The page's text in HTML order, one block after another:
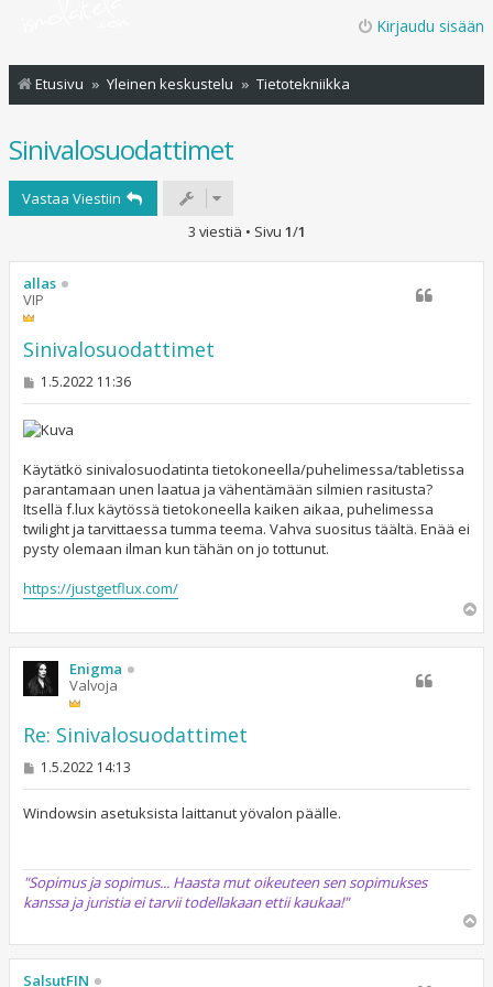
Kirjaudu sisään
Etusivu Yleinen keskustelu Tietotekniikka
Sinivalosuodattimet
Vastaa Viestiin
3 viestiä • Sivu 1/1
allas
VIP
Sinivalosuodattimet
V
s
t
1.5.2022 11:36
Käytätkö sinivalosuodatinta tietokoneella/puhelimessa/tabletissa
parantamaan unen laatua ja vähentämään silmien rasitusta?
Itsellä f.lux käytössä tietokoneella kaiken aikaa, puhelimessa
twilight ja tarvittaessa tumma teema. Vahva suositus täältä. Enää ei
pysty olemaan ilman kun tähän on jo tottunut.
https://justgetflux.com/
ö
Enigma
Valvoja
Re: Sinivalosuodattimet
V
s
1.5.2022 14:13
Windowsin asetuksista laittanut yövalon päälle.
"Sopimus ja sopimus... Haasta mut oikeuteen sen sopimukses
kanssa ja juristia ei tarvii todellakaan ettii kaukaa!"
ö
SalsutFIN